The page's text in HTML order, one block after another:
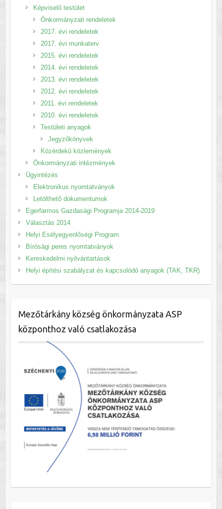
Képviselő testület
Önkormányzati rendeletek
2017. évi rendeletek
2017. évi munkaterv
2015. évi rendeletek
2014. évi rendeletek
2013. évi rendeletek
2012. évi rendeletek
2011. évi rendeletek
2010. évi rendeletek
Testületi anyagok
Jegyzőkönyvek
Közérdekű közlemények
Önkormányzati intézmények
Ügyintézés
Elektronikus nyomtatványok
Letölthető dokumentumok
Egerfarmos Gazdasági Programja 2014-2019
Választás 2014
Helyi Esélyegyenlőségi Program
Bírósági peres nyomtatványok
Kereskedelmi nyilvántartások
Helyi építési szabályzat és kapcsolódó anyagok (TAK, TKR)
Mezőtárkány község önkormányzata ASP
központhoz való csatlakozása